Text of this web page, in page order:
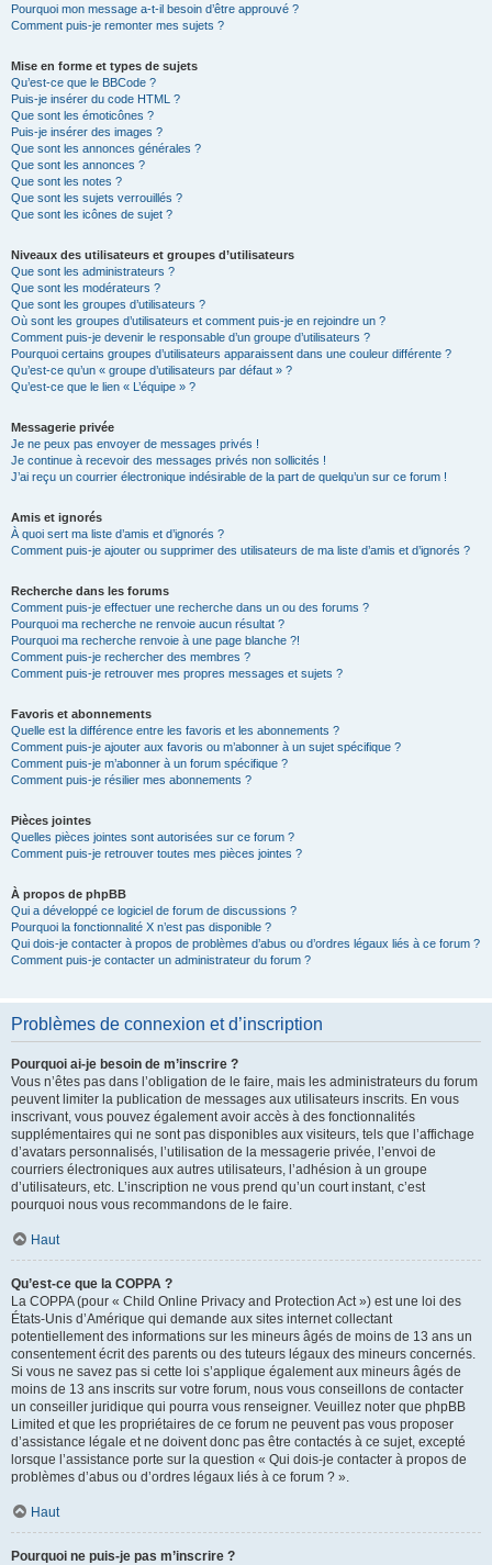
Pourquoi mon message a-t-il besoin d’être approuvé ?
Comment puis-je remonter mes sujets ?
Mise en forme et types de sujets
Qu’est-ce que le BBCode ?
Puis-je insérer du code HTML ?
Que sont les émoticônes ?
Puis-je insérer des images ?
Que sont les annonces générales ?
Que sont les annonces ?
Que sont les notes ?
Que sont les sujets verrouillés ?
Que sont les icônes de sujet ?
Niveaux des utilisateurs et groupes d’utilisateurs
Que sont les administrateurs ?
Que sont les modérateurs ?
Que sont les groupes d’utilisateurs ?
Où sont les groupes d’utilisateurs et comment puis-je en rejoindre un ?
Comment puis-je devenir le responsable d’un groupe d’utilisateurs ?
Pourquoi certains groupes d’utilisateurs apparaissent dans une couleur différente ?
Qu’est-ce qu’un « groupe d’utilisateurs par défaut » ?
Qu’est-ce que le lien « L’équipe » ?
Messagerie privée
Je ne peux pas envoyer de messages privés !
Je continue à recevoir des messages privés non sollicités !
J’ai reçu un courrier électronique indésirable de la part de quelqu’un sur ce forum !
Amis et ignorés
À quoi sert ma liste d’amis et d’ignorés ?
Comment puis-je ajouter ou supprimer des utilisateurs de ma liste d’amis et d’ignorés ?
Recherche dans les forums
Comment puis-je effectuer une recherche dans un ou des forums ?
Pourquoi ma recherche ne renvoie aucun résultat ?
Pourquoi ma recherche renvoie à une page blanche ?!
Comment puis-je rechercher des membres ?
Comment puis-je retrouver mes propres messages et sujets ?
Favoris et abonnements
Quelle est la différence entre les favoris et les abonnements ?
Comment puis-je ajouter aux favoris ou m’abonner à un sujet spécifique ?
Comment puis-je m’abonner à un forum spécifique ?
Comment puis-je résilier mes abonnements ?
Pièces jointes
Quelles pièces jointes sont autorisées sur ce forum ?
Comment puis-je retrouver toutes mes pièces jointes ?
À propos de phpBB
Qui a développé ce logiciel de forum de discussions ?
Pourquoi la fonctionnalité X n’est pas disponible ?
Qui dois-je contacter à propos de problèmes d’abus ou d’ordres légaux liés à ce forum ?
Comment puis-je contacter un administrateur du forum ?
Problèmes de connexion et d’inscription
Pourquoi ai-je besoin de m’inscrire ?
Vous n’êtes pas dans l’obligation de le faire, mais les administrateurs du forum
peuvent limiter la publication de messages aux utilisateurs inscrits. En vous
inscrivant, vous pouvez également avoir accès à des fonctionnalités
supplémentaires qui ne sont pas disponibles aux visiteurs, tels que l’affichage
d’avatars personnalisés, l’utilisation de la messagerie privée, l’envoi de
courriers électroniques aux autres utilisateurs, l’adhésion à un groupe
d’utilisateurs, etc. L’inscription ne vous prend qu’un court instant, c’est
pourquoi nous vous recommandons de le faire.
Haut
Qu’est-ce que la COPPA ?
La COPPA (pour « Child Online Privacy and Protection Act ») est une loi des
États-Unis d’Amérique qui demande aux sites internet collectant
potentiellement des informations sur les mineurs âgés de moins de 13 ans un
consentement écrit des parents ou des tuteurs légaux des mineurs concernés.
Si vous ne savez pas si cette loi s’applique également aux mineurs âgés de
moins de 13 ans inscrits sur votre forum, nous vous conseillons de contacter
un conseiller juridique qui pourra vous renseigner. Veuillez noter que phpBB
Limited et que les propriétaires de ce forum ne peuvent pas vous proposer
d’assistance légale et ne doivent donc pas être contactés à ce sujet, excepté
lorsque l’assistance porte sur la question « Qui dois-je contacter à propos de
problèmes d’abus ou d’ordres légaux liés à ce forum ? ».
Haut
Pourquoi ne puis-je pas m’inscrire ?